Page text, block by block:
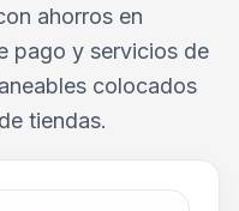
ahorros en
pago y servicios de
colocados
tiendas.